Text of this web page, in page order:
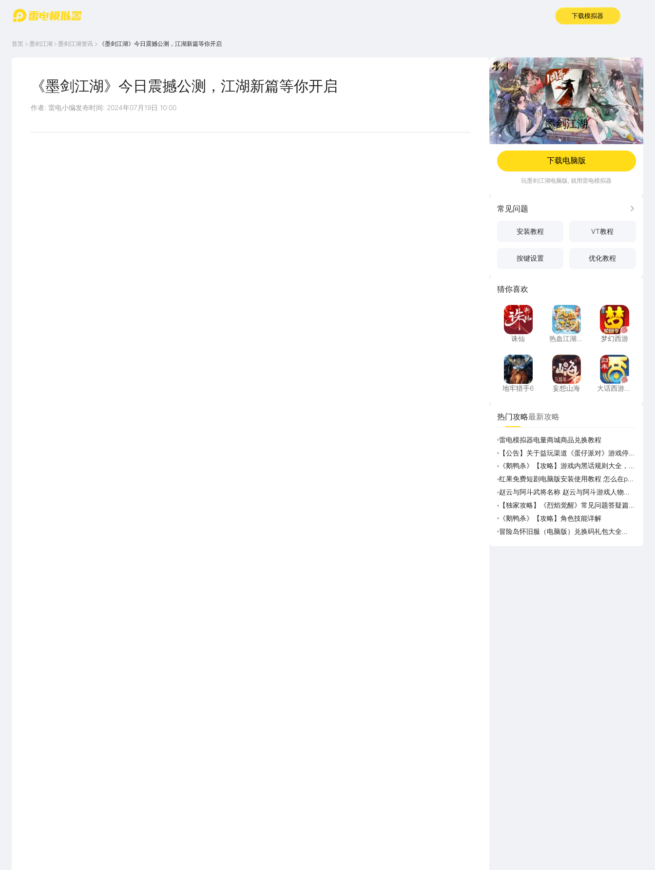
首页
游戏中
心
雷电圈
坛
WIKI
下载模拟器
首页 墨剑江湖 墨剑江湖 资讯 《墨剑江湖》今日震撼公测，江湖新篇等你开启
《墨剑江湖》今日震撼公测，江湖新篇等你开启
作者: 雷电小编发布时间: 2024年07月19日 10:00
墨剑江湖
墨剑江湖
MMO 881M
下载电脑版
玩墨剑江湖 电脑版, 就用雷电模拟器
常见问题 更多
安装教程 VT教程
按键设置 优化教程
猜你喜欢
诛仙
诛仙
热血江湖：觉醒
热血江湖：
梦幻西游
梦幻西游
地牢猎手6
地牢猎手6
妄想山海
妄想山海
大话西游：
大话西游：
热门攻略最新攻略
雷电模拟器电量商城商品兑换教程
【公告】关于益玩渠道《蛋仔派对》游戏停运
转移通知
《鹅鸭杀》【攻略】游戏内黑话规则大全，萌
新速看
红果免费短剧电脑版安装使用教程 怎么在pc
端看红果免费短剧
赵云与阿斗武将名称 赵云与阿斗游戏人物名
字大全
【独家攻略】《烈焰觉醒》常见问题答疑篇第
一期
《鹅鸭杀》【攻略】角色技能详解
冒险岛怀旧服（电脑版）兑换码礼包大全